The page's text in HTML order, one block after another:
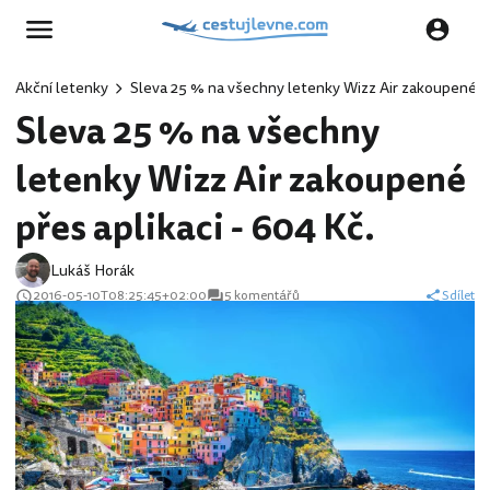
Akční letenky Sleva 25 % na všechny letenky Wizz Air zakoupené
Sleva 25 % na všechny
letenky Wizz Air zakoupené
přes aplikaci - 604 Kč.
Lukáš Horák
2016-05-10T08:25:45+02:00 5 komentářů Sdílet